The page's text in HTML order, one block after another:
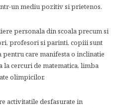
un mediu pozitiv si prietenos.
personala din scoala precum si
profesori si parinti, copiii sunt
care manifesta o inclinatie
la cercuri de matematica, limba
olimpicilor.
activitatile desfasurate in